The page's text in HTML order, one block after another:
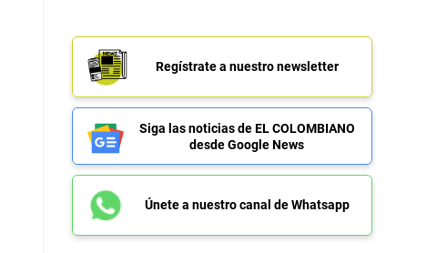
Regístrate a nuestro newsletter
Siga las noticias de EL COLOMBIANO
desde Google News
Únete a nuestro canal de Whatsapp